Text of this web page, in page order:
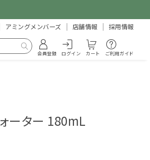
アミングメンバーズ 店舗情報 採用情報
会員登録 ログイン カート ご利用ガイド
ーター 180mL